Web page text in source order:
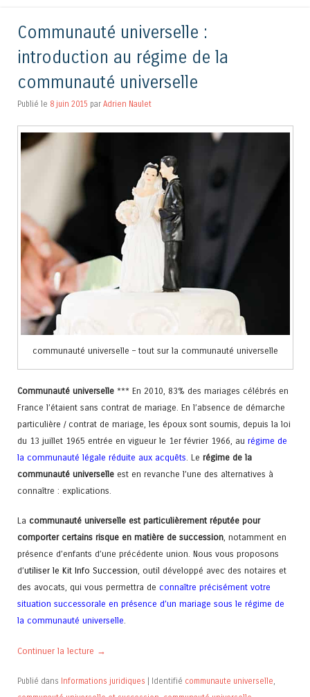
Communauté universelle :
introduction au régime de la
communauté universelle
Publié le 8 juin 2015 par Adrien Naulet
communauté universelle – tout sur la communauté universelle
Communauté universelle *** En 2010, 83% des mariages célébrés en
France l’étaient sans contrat de mariage. En l’absence de démarche
particulière / contrat de mariage, les époux sont soumis, depuis la loi
du 13 juillet 1965 entrée en vigueur le 1er février 1966, au régime de
la communauté légale réduite aux acquêts. Le régime de la
communauté universelle est en revanche l’une des alternatives à
connaître : explications.
La communauté universelle est particulièrement réputée pour
comporter certains risque en matière de succession, notamment en
présence d’enfants d’une précédente union. Nous vous proposons
d’utiliser le Kit Info Succession, outil développé avec des notaires et
des avocats, qui vous permettra de connaître précisément votre
situation successorale en présence d’un mariage sous le régime de
la communauté universelle.
Continuer la lecture →
Publié dans Informations juridiques | Identifié communaute universelle